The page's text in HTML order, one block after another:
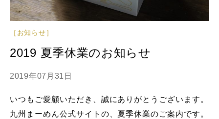
［お知らせ］
2019 夏季休業のお知らせ
2019年07月31日
いつもご愛顧いただき、誠にありがとうございます。
九州まーめん公式サイトの、夏季休業のご案内です。